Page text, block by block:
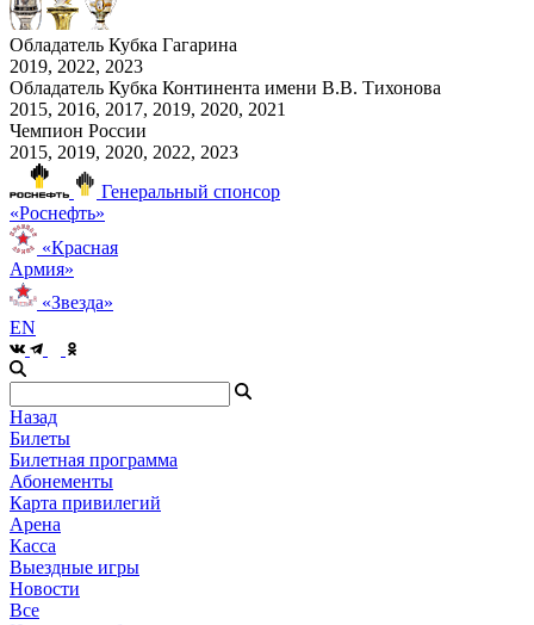
Обладатель Кубка Гагарина
2019, 2022, 2023
Обладатель Кубка Континента имени В.В. Тихонова
2015, 2016, 2017, 2019, 2020, 2021
Чемпион России
2015, 2019, 2020, 2022, 2023
Генеральный спонсор
«Роснефть»
«Красная
Армия»
«Звезда»
EN
Назад
Билеты
Билетная программа
Абонементы
Карта привилегий
Арена
Касса
Выездные игры
Новости
Все